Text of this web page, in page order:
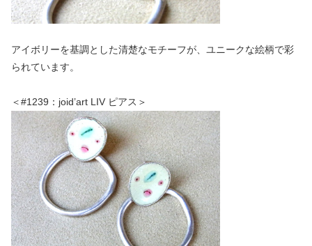
アイボリーを基調とした清楚なモチーフが、ユニークな絵柄で彩
られています。
＜#1239：joid’art LIV ピアス＞